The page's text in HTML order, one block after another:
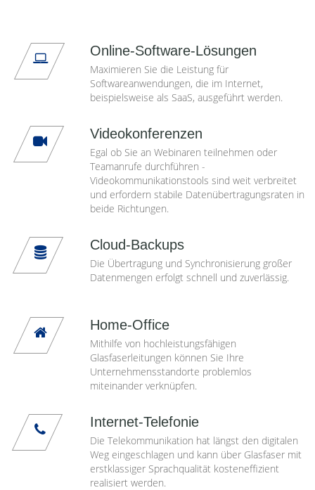
Online-Software-Lösungen
Maximieren Sie die Leistung für
Softwareanwendungen, die im Internet,
beispielsweise als SaaS, ausgeführt werden.
Videokonferenzen
Egal ob Sie an Webinaren teilnehmen oder
Teamanrufe durchführen -
Videokommunikationstools sind weit verbreitet
und erfordern stabile Datenübertragungsraten in
beide Richtungen.
Cloud-Backups
Die Übertragung und Synchronisierung großer
Datenmengen erfolgt schnell und zuverlässig.
Home-Office
Mithilfe von hochleistungsfähigen
Glasfaserleitungen können Sie Ihre
Unternehmensstandorte problemlos
miteinander verknüpfen.
Internet-Telefonie
Die Telekommunikation hat längst den digitalen
Weg eingeschlagen und kann über Glasfaser mit
erstklassiger Sprachqualität kosteneffizient
realisiert werden.